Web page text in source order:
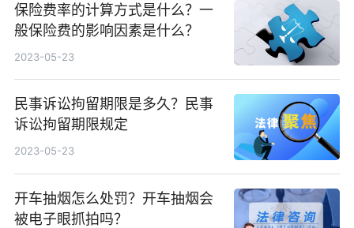
保险费率的计算方式是什么？一
般保险费的影响因素是什么？
2023-05-23
民事诉讼拘留期限是多久？民事
诉讼拘留期限规定
2023-05-23
开车抽烟怎么处罚？开车抽烟会
被电子眼抓拍吗？